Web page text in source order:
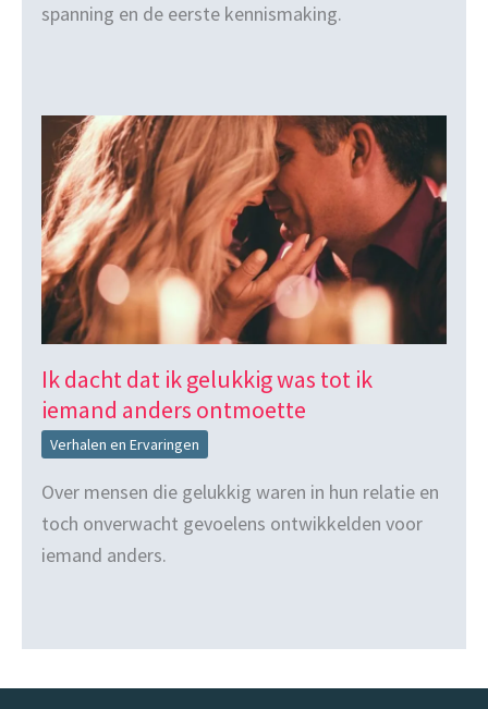
spanning en de eerste kennismaking.
Ik dacht dat ik gelukkig was tot ik
iemand anders ontmoette
Verhalen en Ervaringen
Over mensen die gelukkig waren in hun relatie en
toch onverwacht gevoelens ontwikkelden voor
iemand anders.